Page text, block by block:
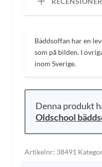
p
r
n
g
l
i
g
a
p
r
i
s
e
t
Bäddsoffan har en
som på bilden. I
inom Sverige.
Denna produkt
Oldschool
Artikelnr: 38491